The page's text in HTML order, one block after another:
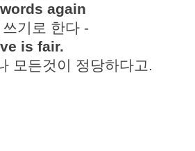
again
기로 한다 -
is fair.
모든것이 정당하다고.